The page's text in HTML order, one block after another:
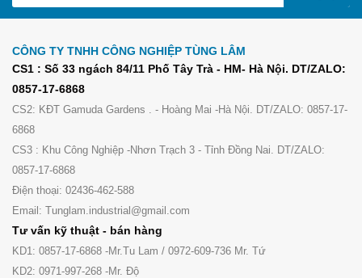
CÔNG TY TNHH CÔNG NGHIỆP TÙNG LÂM
CS1 : Số 33 ngách 84/11 Phố Tây Trà - HM- Hà Nội. DT/ZALO:
0857-17-6868
CS2: KĐT Gamuda Gardens . - Hoàng Mai -Hà Nội. DT/ZALO: 0857-17-
6868
CS3 : Khu Công Nghiệp -Nhơn Trạch 3 - Tỉnh Đồng Nai. DT/ZALO:
0857-17-6868
Điện thoại: 02436-462-588
Email: Tunglam.industrial@gmail.com
Tư vấn kỹ thuật - bán hàng
KD1: 0857-17-6868 -Mr.Tu Lam / 0972-609-736 Mr. Tứ
KD2: 0971-997-268 -Mr. Độ